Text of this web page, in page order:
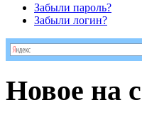
Забыли пароль?
Забыли логин?
Новое на